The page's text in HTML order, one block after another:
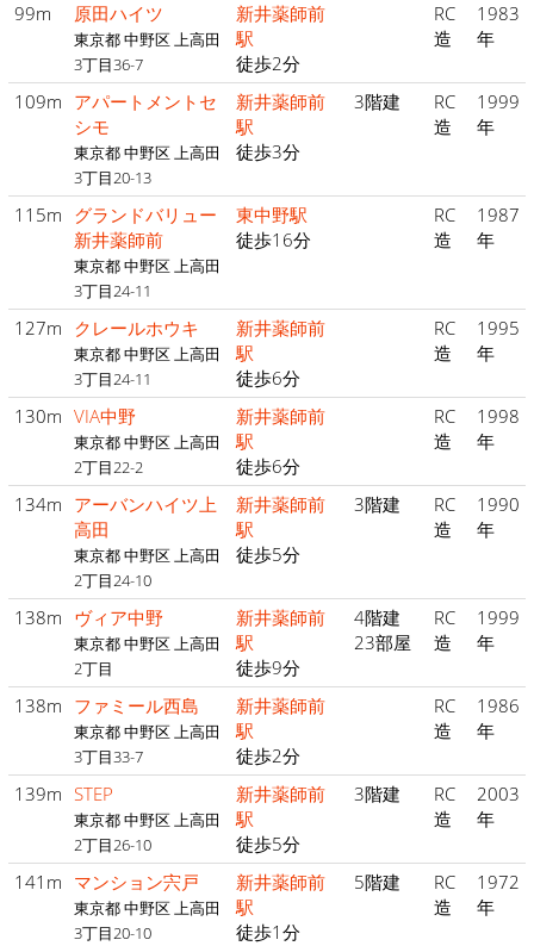
99m 原田ハイツ
東京都 中野区 上高田
3丁目36-7
新井薬師前
駅
徒歩2分
RC
造
1983
年
109m アパートメントセ
シモ
東京都 中野区 上高田
3丁目20-13
新井薬師前
駅
徒歩3分
3階建
RC
造
1999
年
115m グランドバリュー
新井薬師前
東京都 中野区 上高田
3丁目24-11
東中野駅
徒歩16分
RC
造
1987
年
127m クレールホウキ
東京都 中野区 上高田
3丁目24-11
新井薬師前
駅
徒歩6分
RC
造
1995
年
130m VIA中野
東京都 中野区 上高田
2丁目22-2
新井薬師前
駅
徒歩6分
RC
造
1998
年
134m アーバンハイツ上
高田
東京都 中野区 上高田
2丁目24-10
新井薬師前
駅
徒歩5分
3階建
RC
造
1990
年
138m ヴィア中野
東京都 中野区 上高田
2丁目
新井薬師前
駅
徒歩9分
4階建
23部屋
RC
造
1999
年
138m ファミール西島
東京都 中野区 上高田
3丁目33-7
新井薬師前
駅
徒歩2分
RC
造
1986
年
139m STEP
東京都 中野区 上高田
2丁目26-10
新井薬師前
駅
徒歩5分
3階建
RC
造
2003
年
141m マンション宍戸
東京都 中野区 上高田
3丁目20-10
新井薬師前
駅
徒歩1分
5階建
RC
造
1972
年